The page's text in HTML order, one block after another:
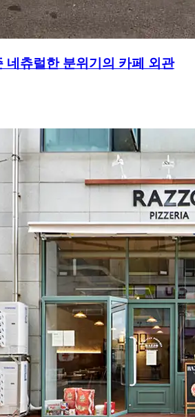
네츄럴한 분위기의 카페 외관